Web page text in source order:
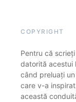
COPYRIGHT
Pentru că
datorită acestui
când preluați
care v-a
această